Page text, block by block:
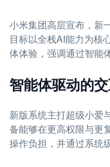
小米集团高层宣布，新
目标以全栈AI能力为核
体体验，强调通过智能
智能体驱动的
新版系统主打超级小爱
备能够在更高权限与更
操作负担，并通过系统